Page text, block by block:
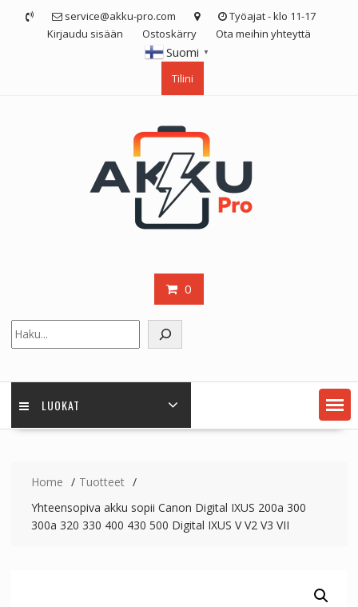
service@akku-pro.com
Työajat - klo 11-17
Kirjaudu sisään
Ostoskärry Ota meihin yhteyttä
Suomi ▼
Tilini
0
LUOKAT
Home
Tuotteet
Yhteensopiva akku sopii Canon Digital IXUS 200a 300
300a 320 330 400 430 500 Digital IXUS V V2 V3 VII